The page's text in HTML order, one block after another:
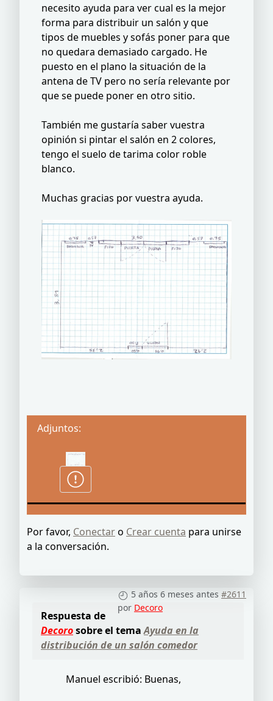
necesito ayuda para ver cual es la mejor
forma para distribuir un salón y que
tipos de muebles y sofás poner para que
no quedara demasiado cargado. He
puesto en el plano la situación de la
antena de TV pero no sería relevante por
que se puede poner en otro sitio.
También me gustaría saber vuestra
opinión si pintar el salón en 2 colores,
tengo el suelo de tarima color roble
blanco.
Muchas gracias por vuestra ayuda.
Adjuntos:
Por favor, Conectaro Crear cuenta para unirse
a la conversación.
5 años 6 meses antes #2611
por Decoro
Respuesta de
Decorosobre el temaAyuda en la
distribución de un salón comedor
Manuel escribió: Buenas,